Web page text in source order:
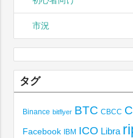
市況
タグ
Binance bitflyer BTC CBCC
Facebook IBM ICO Libra